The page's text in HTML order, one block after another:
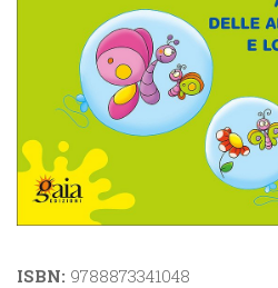
ISBN: 9788873341048